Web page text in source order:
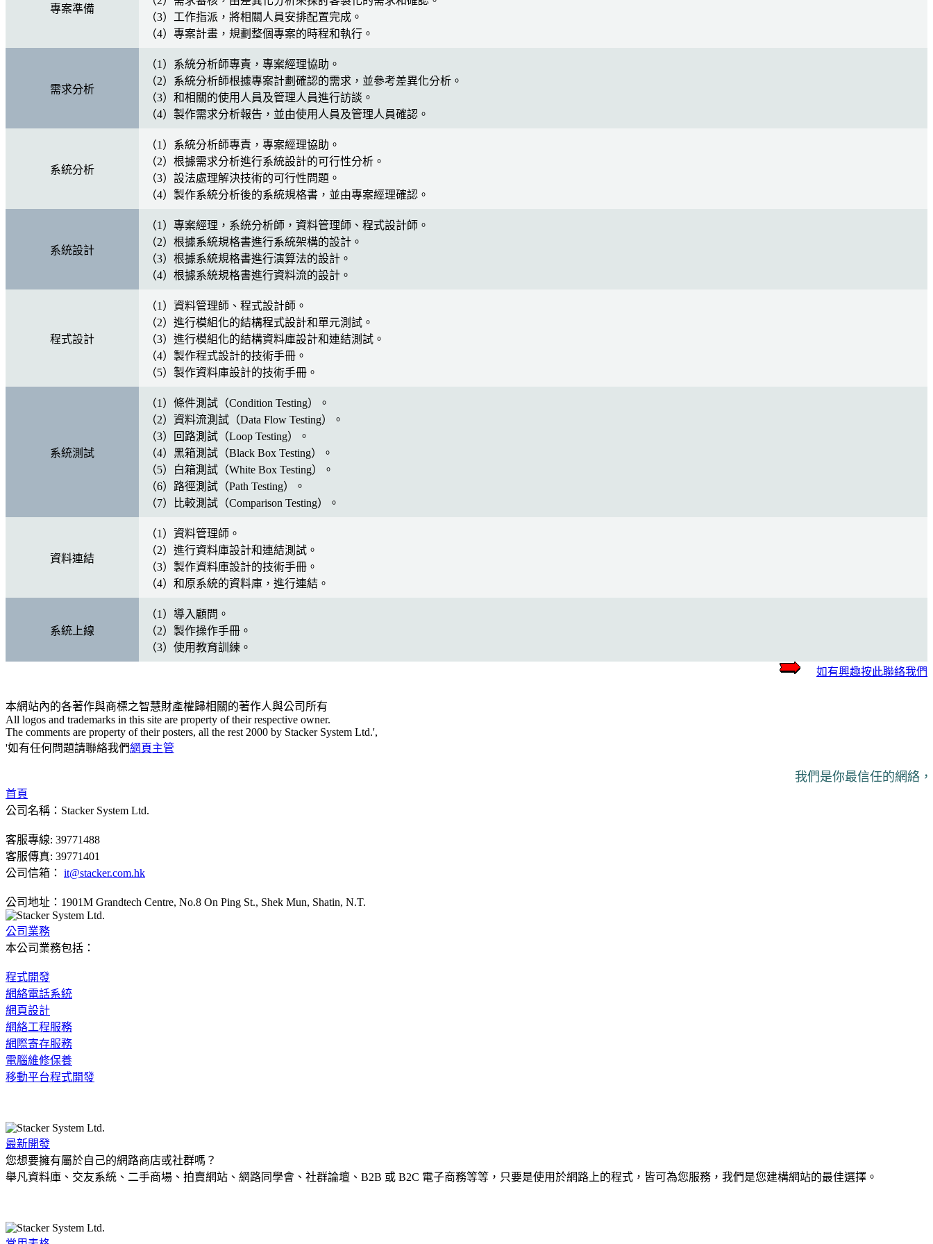
專案準備
（3）工作指派，將相關人員安排配置完成。
（4）專案計畫，規劃整個專案的時程和執行。
需求分析
（1）系統分析師專責，專案經理協助。
（2）系統分析師根據專案計劃確認的需求，並參考差異化分析。
（3）和相關的使用人員及管理人員進行訪談。
（4）製作需求分析報告，並由使用人員及管理人員確認。
系統分析
（1）系統分析師專責，專案經理協助。
（2）根據需求分析進行系統設計的可行性分析。
（3）設法處理解決技術的可行性問題。
（4）製作系統分析後的系統規格書，並由專案經理確認。
系統設計
（1）專案經理，系統分析師，資料管理師、程式設計師。
（2）根據系統規格書進行系統架構的設計。
（3）根據系統規格書進行演算法的設計。
（4）根據系統規格書進行資料流的設計。
程式設計
（1）資料管理師、程式設計師。
（2）進行模組化的結構程式設計和單元測試。
（3）進行模組化的結構資料庫設計和連結測試。
（4）製作程式設計的技術手冊。
（5）製作資料庫設計的技術手冊。
系統測試
（1）條件測試（Condition Testing）。
（2）資料流測試（Data Flow Testing）。
（3）回路測試（Loop Testing）。
（4）黑箱測試（Black Box Testing）。
（5）白箱測試（White Box Testing）。
（6）路徑測試（Path Testing）。
（7）比較測試（Comparison Testing）。
資料連結
（1）資料管理師。
（2）進行資料庫設計和連結測試。
（3）製作資料庫設計的技術手冊。
（4）和原系統的資料庫，進行連結。
系統上線
（1）導入顧問。
（2）製作操作手冊。
（3）使用教育訓練。
如有興趣按此聯絡我們
本網站內的各著作與商標之智慧財產權歸相關的著作人與公司所有
All logos and trademarks in this site are property of their respective owner.
The comments are property of their posters, all the rest 2000 by Stacker System Ltd.',
'如有任何問題請聯絡我們網頁主管
我們是你最信任的網絡，
首頁
公司名稱：Stacker System Ltd.
客服專線: 39771488
客服傳真: 39771401
公司信箱： it@stacker.com.hk
公司地址：1901M Grandtech Centre, No.8 On Ping St., Shek Mun, Shatin, N.T.
公司業務
本公司業務包括：
程式開發
網絡電話系統
網頁設計
網絡工程服務
網際寄存服務
電腦維修保養
移動平台程式開發
最新開發
您想要擁有屬於自己的網路商店或社群嗎？
舉凡資料庫、交友系統、二手商場、拍賣網站、網路同學會、社群論壇、B2B 或 B2C 電子商務等等，只要是使用於網路上的程式，皆可為您服務，我們是您建構網站的最佳選擇。